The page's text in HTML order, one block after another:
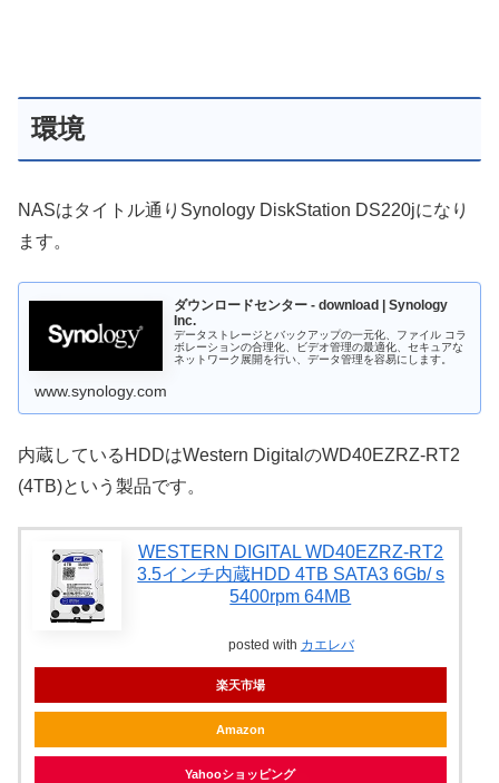
環境
NASはタイトル通りSynology DiskStation DS220jになり
ます。
ダウンロードセンター - download | Synology
Inc.
データストレージとバックアップの一元化、ファイル コラ
ボレーションの合理化、ビデオ管理の最適化、セキュアな
ネットワーク展開を行い、データ管理を容易にします。
www.synology.com
内蔵しているHDDはWestern DigitalのWD40EZRZ-RT2
(4TB)という製品です。
WESTERN DIGITAL WD40EZRZ-RT2
3.5インチ内蔵HDD 4TB SATA3 6Gb/ s
5400rpm 64MB
posted with カエレバ
楽天市場
Amazon
Yahooショッピング